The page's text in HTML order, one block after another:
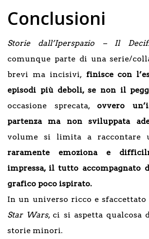
Conclusioni
Storie dall’Iperspazio – Il
comunque parte di una serie/
brevi ma incisivi,finisce con
episodi più deboli, se non il
occasione sprecata, ovvero
partenza ma non sviluppata
volume si limita a raccontare
raramente emoziona e
impressa, il tutto accompagnato
grafico poco ispirato.
In un universo ricco e
Star Wars, ci si aspetta qualcosa
storie minori.